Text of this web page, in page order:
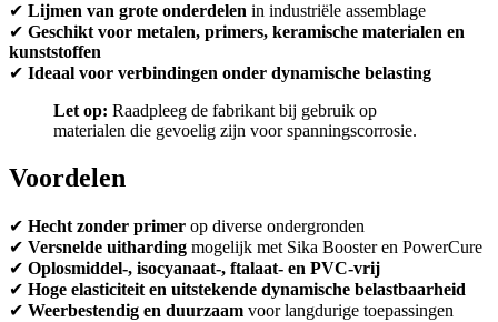
✔ Lijmen van grote onderdelen in industriële assemblage
✔ Geschikt voor metalen, primers, keramische materialen en
kunststoffen
✔ Ideaal voor verbindingen onder dynamische belasting
Let op: Raadpleeg de fabrikant bij gebruik op
materialen die gevoelig zijn voor spanningscorrosie.
Voordelen
✔ Hecht zonder primer op diverse ondergronden
✔ Versnelde uitharding mogelijk met Sika Booster en PowerCure
✔ Oplosmiddel-, isocyanaat-, ftalaat- en PVC-vrij
✔ Hoge elasticiteit en uitstekende dynamische belastbaarheid
✔ Weerbestendig en duurzaam voor langdurige toepassingen